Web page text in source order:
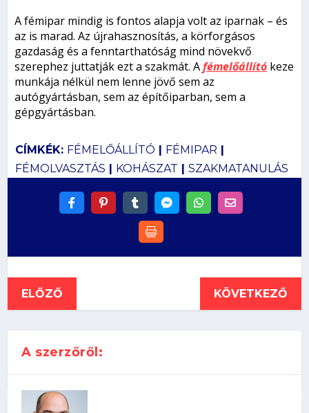
A fémipar mindig is fontos alapja volt az iparnak – és
az is marad. Az újrahasznosítás, a körforgásos
gazdaság és a fenntarthatóság mind növekvő
szerephez juttatják ezt a szakmát. Afémelőállító keze
munkája nélkül nem lenne jövő sem az
autógyártásban, sem az építőiparban, sem a
gépgyártásban.
CÍMKÉK: FÉMELŐÁLLÍTÓ | FÉMIPAR |
FÉMOLVASZTÁS | KOHÁSZAT | SZAKMATANULÁS
ELŐZŐ KÖVETKEZŐ
A szerzőről: